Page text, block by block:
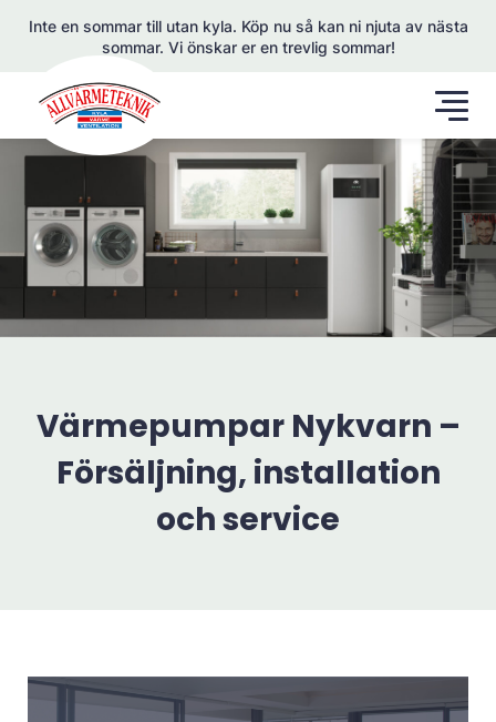
Inte en sommar till utan kyla. Köp nu så kan ni njuta av nästa
sommar. Vi önskar er en trevlig sommar!
Värmepumpar Nykvarn –
Försäljning, installation
och service